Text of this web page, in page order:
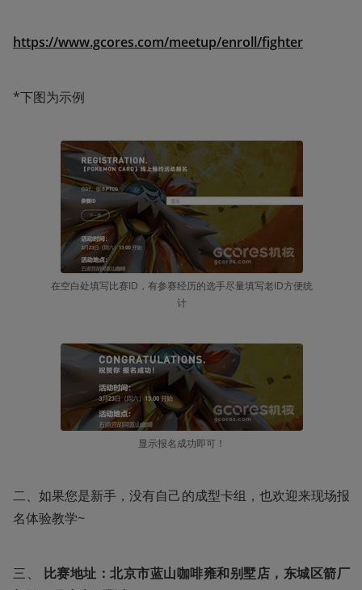
https://www.gcores.com/meetup/enroll/fighter
*下图为示例
在空白处填写比赛ID，有参赛经历的选手尽量填写老ID方便统
计
显示报名成功即可！
二、如果您是新手，没有自己的成型卡组，也欢迎来现场报
名体验教学~
三、
比赛地址：北京市蓝山咖啡雍和别墅店，东城区箭厂